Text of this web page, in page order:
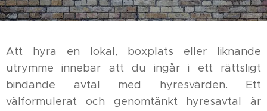
Att hyra en lokal, boxplats eller liknande
utrymme innebär att du ingår i ett rättsligt
bindande avtal med hyresvärden. Ett
välformulerat och genomtänkt hyresavtal är